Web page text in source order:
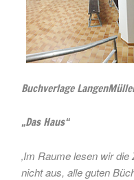
Buchverlage
„Das Haus“
‚Im Raume lesen wir
nicht aus, alle guten